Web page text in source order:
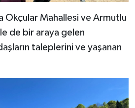
Okçular Mahallesi ve Armutlu
de bir araya gelen
taleplerini ve yaşanan